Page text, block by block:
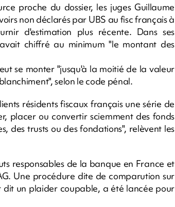
proche du dossier, les juges Guillaume
non déclarés par UBS au fisc français à
d'estimation plus récente. Dans ses
chiffré au minimum "le montant des
se monter "jusqu'à la moitié de la valeur
selon le code pénal.
résidents fiscaux français une série de
placer ou convertir sciemment des fonds
des trusts ou des fondations", relèvent les
responsables de la banque en France et
Une procédure dite de comparution sur
un plaider coupable, a été lancée pour